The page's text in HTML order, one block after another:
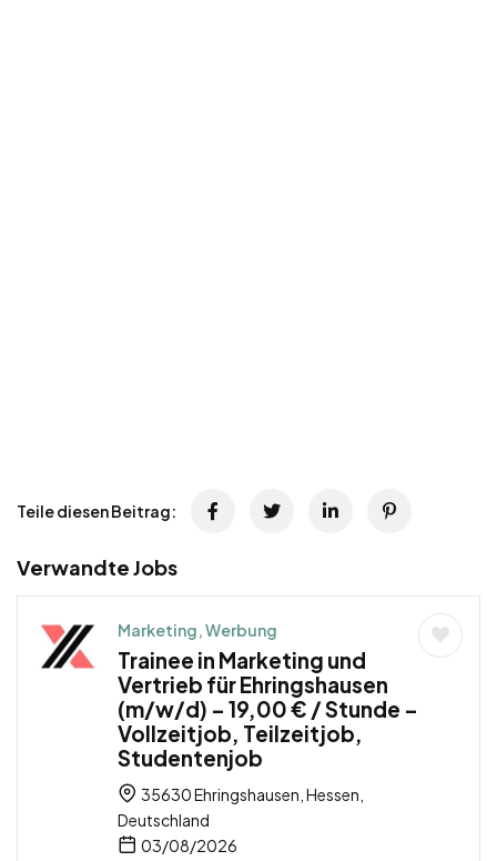
Teile diesen Beitrag:
Verwandte Jobs
Marketing, Werbung
Trainee in Marketing und
Vertrieb für Ehringshausen
(m/w/d) – 19,00 € / Stunde –
Vollzeitjob, Teilzeitjob,
Studentenjob
35630 Ehringshausen, Hessen,
Deutschland
03/08/2026